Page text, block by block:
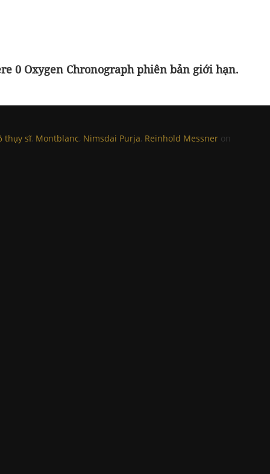
0 Oxygen Chronograph phiên bản giới hạn.
thụy sĩ, Montblanc, Nimsdai Purja, Reinhold Messner on